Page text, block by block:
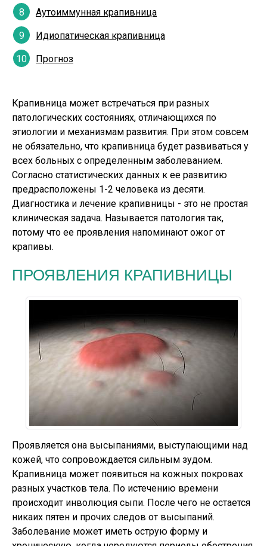
Аутоиммунная крапивница
Идиопатическая крапивница
Прогноз
Крапивница может встречаться при разных
патологических состояниях, отличающихся по
этиологии и механизмам развития. При этом совсем
не обязательно, что крапивница будет развиваться у
всех больных с определенным заболеванием.
Согласно статистических данных к ее развитию
предрасположены 1-2 человека из десяти.
Диагностика и лечение крапивницы - это не простая
клиническая задача. Называется патология так,
потому что ее проявления напоминают ожог от
крапивы.
ПРОЯВЛЕНИЯ КРАПИВНИЦЫ
Проявляется она высыпаниями, выступающими над
кожей, что сопровождается сильным зудом.
Крапивница может появиться на кожных покровах
разных участков тела. По истечению времени
происходит инволюция сыпи. После чего не остается
никаих пятен и прочих следов от высыпаний.
Заболевание может иметь острую форму и